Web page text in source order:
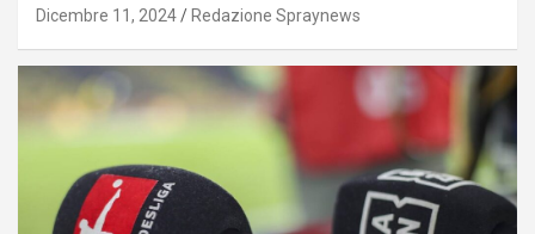
Dicembre 11, 2024 Redazione Spraynews